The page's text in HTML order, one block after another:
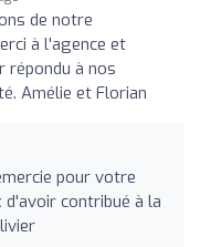
de notre
à l'agence et
répondu à nos
Amélie et Florian
pour votre
contribué à la